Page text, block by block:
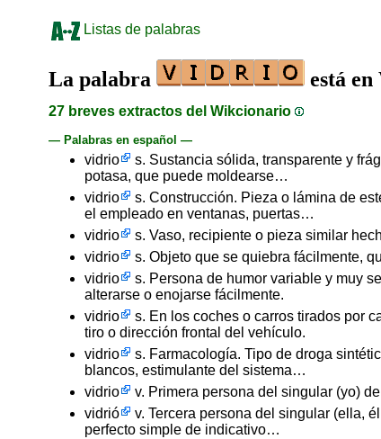
Listas de palabras
La palabra está
27 breves extractos del Wikcionario
— Palabras en español —
vidrio
s. Sustancia sólida, transparente y
potasa, que puede moldearse…
vidrio
s. Construcción. Pieza o lámina de
el empleado en ventanas, puertas…
vidrio
s. Vaso, recipiente o pieza similar
vidrio
s. Objeto que se quiebra fácilmente,
vidrio
s. Persona de humor variable y muy
alterarse o enojarse fácilmente.
vidrio
s. En los coches o carros tirados por
tiro o dirección frontal del vehículo.
vidrio
s. Farmacología. Tipo de droga
blancos, estimulante del sistema…
vidrio
v. Primera persona del singular (yo)
vidrió
v. Tercera persona del singular (ella,
perfecto simple de indicativo…